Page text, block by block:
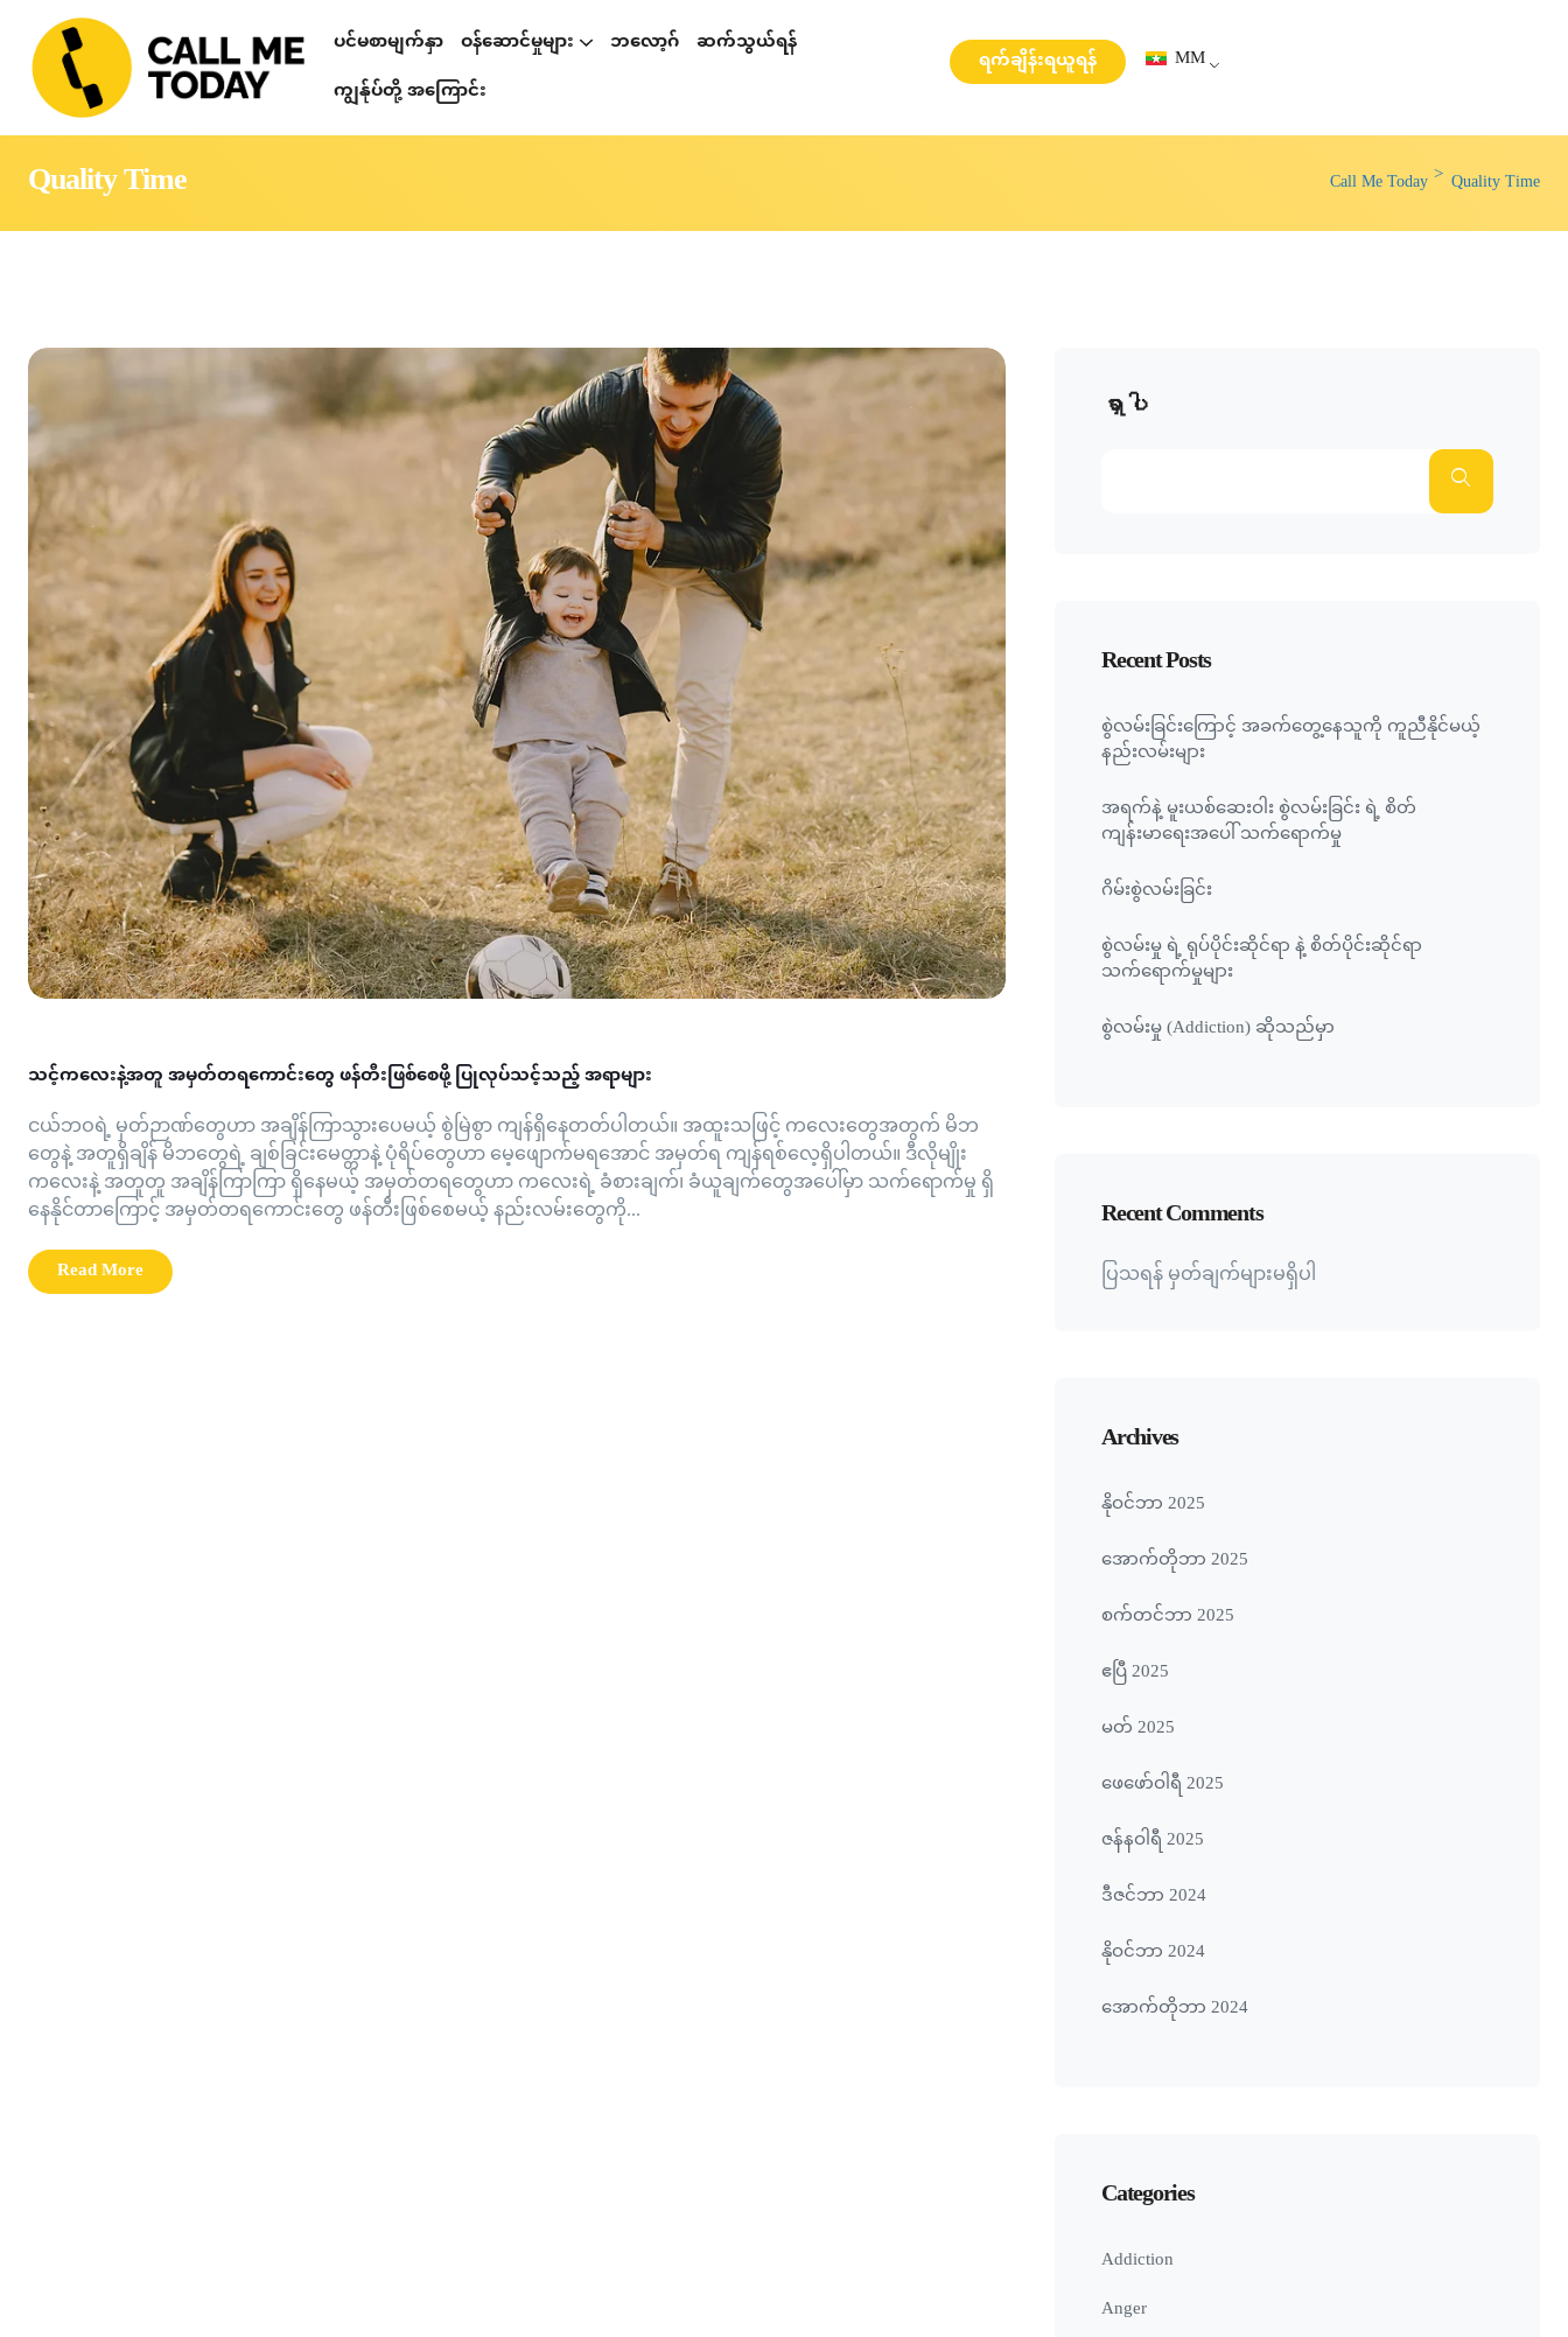
ပင်မစာမျက်နှာ ဝန်ဆောင်မှုများ ဘလော့ဂ် ဆက်သွယ်ရန်
ကျွန်ုပ်တို့ အကြောင်း
ရက်ချိန်းရယူရန် MM
Quality Time Call Me Today Quality Time
သင့်ကလေးနဲ့အတူ အမှတ်တရကောင်းတွေ ဖန်တီးဖြစ်စေဖို့ ပြုလုပ်သင့်သည့် အရာများ
ငယ်ဘဝရဲ့ မှတ်ဉာဏ်တွေဟာ အချိန်ကြာသွားပေမယ့် စွဲမြဲစွာ ကျန်ရှိနေတတ်ပါတယ်။ အထူးသဖြင့် ကလေးတွေအတွက် မိဘ
တွေနဲ့ အတူရှိချိန် မိဘတွေရဲ့ ချစ်ခြင်းမေတ္တာနဲ့ ပုံရိပ်တွေဟာ မေ့ဖျောက်မရအောင် အမှတ်ရ ကျန်ရစ်လေ့ရှိပါတယ်။ ဒီလိုမျိုး
ကလေးနဲ့ အတူတူ အချိန်ကြာကြာ ရှိနေမယ့် အမှတ်တရတွေဟာ ကလေးရဲ့ ခံစားချက်၊ ခံယူချက်တွေအပေါ်မှာ သက်ရောက်မှု ရှိ
နေနိုင်တာကြောင့် အမှတ်တရကောင်းတွေ ဖန်တီးဖြစ်စေမယ့် နည်းလမ်းတွေကို...
Read More
ရှာပါ
Recent Posts
စွဲလမ်းခြင်းကြောင့် အခက်တွေ့နေသူကို ကူညီနိုင်မယ့်
နည်းလမ်းများ
အရက်နဲ့ မူးယစ်ဆေးဝါး စွဲလမ်းခြင်း ရဲ့ စိတ်
ကျန်းမာရေးအပေါ် သက်ရောက်မှု
ဂိမ်းစွဲလမ်းခြင်း
စွဲလမ်းမှု ရဲ့ ရုပ်ပိုင်းဆိုင်ရာ နဲ့ စိတ်ပိုင်းဆိုင်ရာ
သက်ရောက်မှုများ
စွဲလမ်းမှု (Addiction) ဆိုသည်မှာ
Recent Comments
ပြသရန် မှတ်ချက်များမရှိပါ
Archives
နိုဝင်ဘာ 2025
အောက်တိုဘာ 2025
စက်တင်ဘာ 2025
ဧပြီ 2025
မတ် 2025
ဖေ‌ဖော်ဝါရီ 2025
ဇန်နဝါရီ 2025
ဒီဇင်ဘာ 2024
နိုဝင်ဘာ 2024
အောက်တိုဘာ 2024
Categories
Addiction
Anger